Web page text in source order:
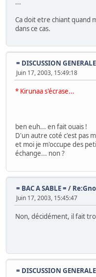
...
Ca doit etre chiant quand
dans ce cas.
= DISCUSSION
Juin 17, 2003, 15:49:18
* Kirunaa s'écrase...
ben euh... en fait ouais !
D'un autre coté c'est pas
et moi je m'occupe des
échange... non ?
= BAC A SABLE = /
Juin 17, 2003, 15:45:47
Non, décidément, il fait
= DISCUSSION